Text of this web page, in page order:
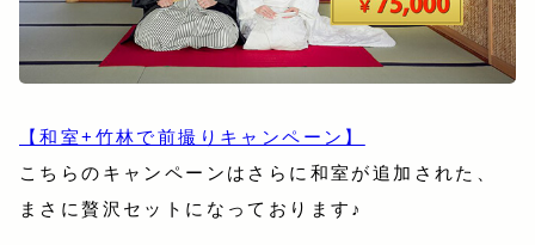
【和室+竹林で前撮りキャンペーン】
こちらのキャンペーンはさらに和室が追加された、
まさに贅沢セットになっております♪